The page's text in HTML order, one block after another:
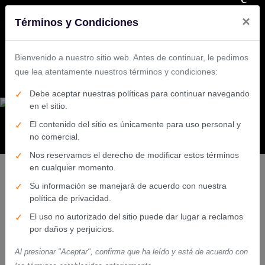
COMPRA TUS CARTONES
MOTO MILAN
Términos y Condiciones ×
Bienvenido a nuestro sitio web. Antes de continuar, le pedimos
que lea atentamente nuestros términos y condiciones:
Debe aceptar nuestras políticas para continuar navegando
en el sitio.
El contenido del sitio es únicamente para uso personal y
no comercial.
Nos reservamos el derecho de modificar estos términos
en cualquier momento.
Su información se manejará de acuerdo con nuestra
política de privacidad.
El uso no autorizado del sitio puede dar lugar a reclamos
por daños y perjuicios.
Al presionar "Aceptar", confirma que ha leído y está de acuerdo con